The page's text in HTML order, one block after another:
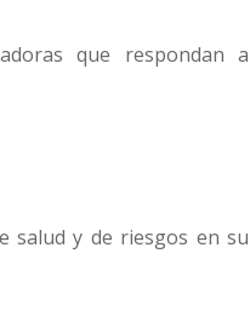
que respondan a
salud y de riesgos en su